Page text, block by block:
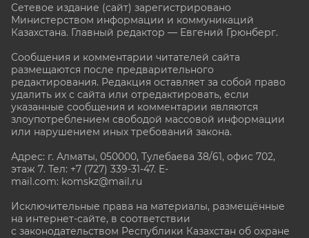
Сетевое издание (сайт) зарегистрировано
Министерством информации и коммуникаций
Казахстана. Главный редактор — Евгений Грюнберг.
Сообщения и комментарии читателей сайта
размещаются после предварительного
редактирования. Редакция оставляет за собой право
удалить их с сайта или отредактировать, если
указанные сообщения и комментарии являются
злоупотреблением свободой массовой информации
или нарушением иных требований закона.
Адрес: г. Алматы, 050000, Тулебаева 38/61, офис 702,
этаж 7. Тел: +7 (727) 339-31-47. E-
mail.com: komskz@mail.ru
Исключительные права на материалы, размещённые
на интернет-сайте, в соответствии
с законодательством Республики Казахстан об охране